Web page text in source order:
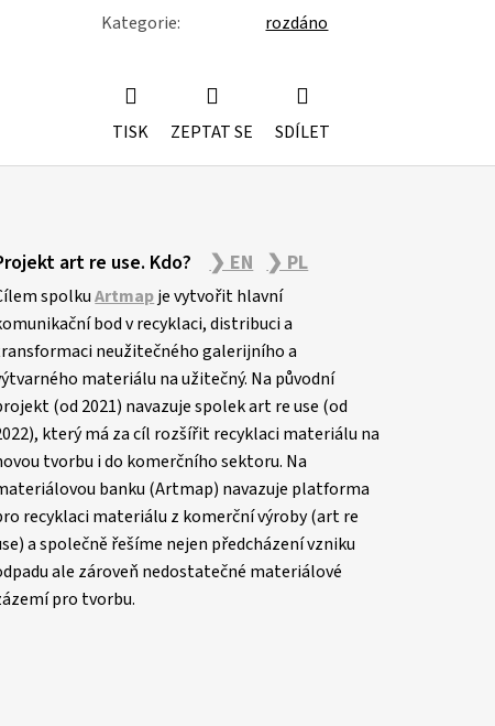
Kategorie: rozdáno
TISK ZEPTAT SE SDÍLET
art re use. Kdo? ❯ EN ❯ PL
spolkuArtmapje vytvořit hlavní
bod v recyklaci, distribuci a
neužitečného galerijního a
materiálu na užitečný. Na původní
(od 2021) navazuje spolek art re use (od
který má za cíl rozšířit recyklaci materiálu na
tvorbu i do komerčního sektoru. Na
banku (Artmap) navazuje platforma
recyklaci materiálu z komerční výroby (art re
a společně řešíme nejen předcházení vzniku
ale zároveň nedostatečné materiálové
pro tvorbu.